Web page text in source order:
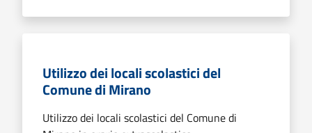
Utilizzo dei locali scolastici del
Comune di Mirano
Utilizzo dei locali scolastici del Comune di